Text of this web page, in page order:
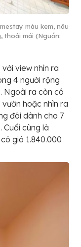
màu kem, nâu
thoải mái (Nguồn:
view nhìn ra
4 người rộng
Ngoài ra còn có
hoặc nhìn ra
đôi dành cho 7
Cuối cùng là
giá 1.840.000